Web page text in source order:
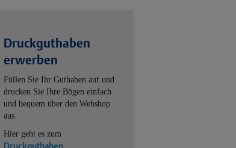
Druckguthaben
erwerben
Füllen Sie Ihr Guthaben auf und
drucken Sie Ihre Bögen einfach
und bequem über den Webshop
aus.
Hier geht es zum
Druckguthaben